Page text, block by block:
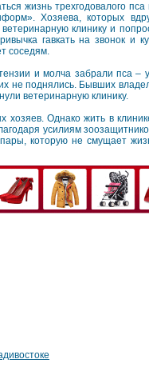
жизнь трехгодовалого
Хозяева, которых
ветеринарную клинику и
гавкать на звонок и
соседям.
и молча забрали пса –
не поднялись. Бывших
ветеринарную клинику.
хозяев. Однако жить в
усилиям
которую не смущает